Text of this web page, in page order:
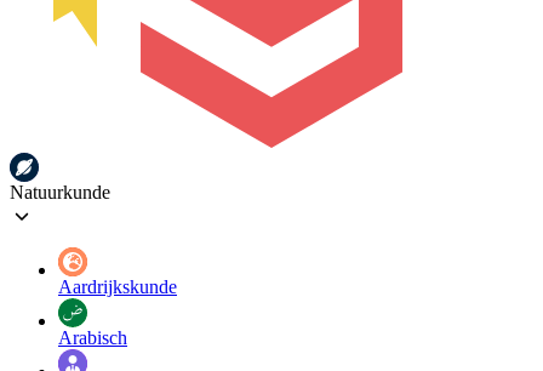
Natuurkunde
Aardrijkskunde
Arabisch